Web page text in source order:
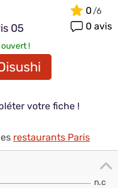
05
0
0 avis
!
votre fiche !
restaurants Paris
n.c